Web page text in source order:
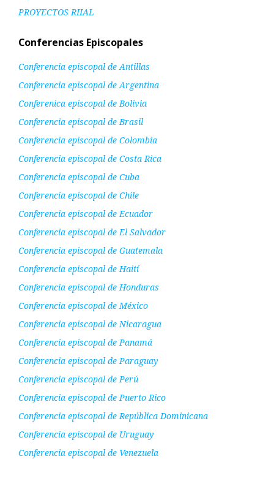
PROYECTOS RIIAL
Conferencias Episcopales
Conferencia episcopal de Antillas
Conferencia episcopal de Argentina
Conferenica episcopal de Bolivia
Conferencia episcopal de Brasil
Conferencia episcopal de Colombia
Conferencia episcopal de Costa Rica
Conferencia episcopal de Cuba
Conferencia episcopal de Chile
Conferencia episcopal de Ecuador
Conferencia episcopal de El Salvador
Conferencia episcopal de Guatemala
Conferencia episcopal de Haití
Conferencia episcopal de Honduras
Conferencia episcopal de México
Conferencia episcopal de Nicaragua
Conferencia episcopal de Panamá
Conferencia episcopal de Paraguay
Conferencia episcopal de Perú
Conferencia episcopal de Puerto Rico
Conferencia episcopal de República Dominicana
Conferencia episcopal de Uruguay
Conferencia episcopal de Venezuela